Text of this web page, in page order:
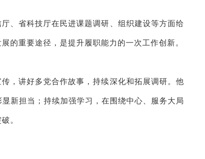
、省科技厅在民进课题调研、组织建设等方面给
的重要途径，是提升履职能力的一次工作创新。
，讲好多党合作故事，持续深化和拓展调研。他
新担当；持续加强学习，在围绕中心、服务大局
。